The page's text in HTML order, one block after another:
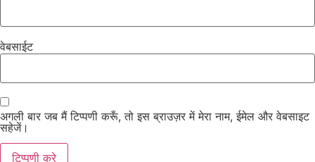
वेबसाईट
अगली बार जब मैं टिप्पणी करूँ, तो इस ब्राउज़र में मेरा नाम, ईमेल और वेबसाइट
सहेजें।